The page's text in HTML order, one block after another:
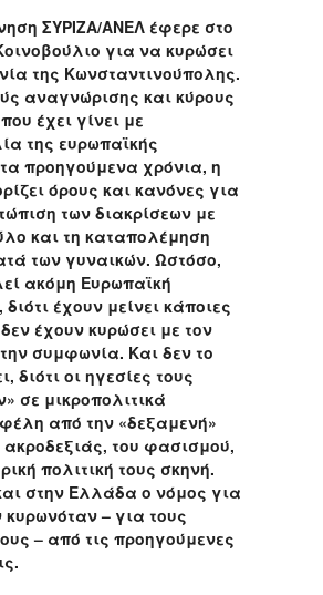
ΣΥΡΙΖΑ/ΑΝΕΛ έφερε στο
για να κυρώσει
της Κωνσταντινούπολης.
αναγνώρισης και κύρους
έχει γίνει με
της ευρωπαϊκής
προηγούμενα χρόνια, η
όρους και κανόνες για
των διακρίσεων με
και τη καταπολέμηση
των γυναικών. Ωστόσο,
ακόμη Ευρωπαϊκή
έχουν μείνει κάποιες
έχουν κυρώσει με τον
την συμφωνία. Και δεν το
διότι οι ηγεσίες τους
σε μικροπολιτικά
από την «δεξαμενή»
του φασισμού,
πολιτική τους σκηνή.
στην Ελλάδα ο νόμος για
κυρωνόταν – για τους
– από τις προηγούμενες